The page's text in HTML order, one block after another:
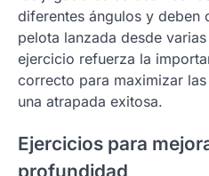
diferentes ángulos y deben
pelota lanzada desde
ejercicio refuerza la
correcto para maximizar
una atrapada exitosa.
Ejercicios para
profundidad